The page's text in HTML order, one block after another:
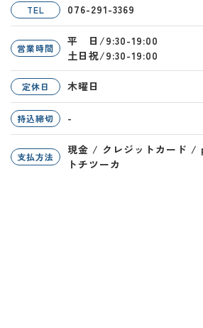
TEL 076-291-3369
営業時間
平 日/9:30-19:00
土日祝/9:30-19:00
定休日 木曜日
持込締切 -
支払方法
現金 / クレジットカード /
トチツーカ